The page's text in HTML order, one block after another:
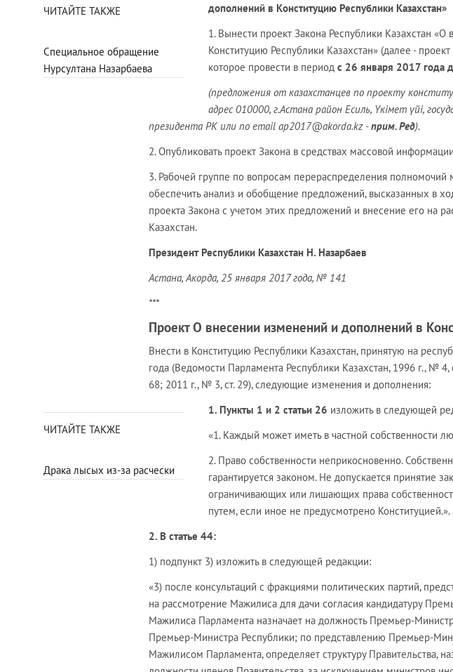
ЧИТАЙТЕ ТАКЖЕ
Специальное обращение
Нурсултана Назарбаева
дополнений в Конституцию Республики Казахстан»
1. Вынести проект Закона Рес­публики Казахстан
Конституцию Республики Казахстан» (далее -
которое провести в период с 26 января 2017 года
(предложения от казахстанцев по проекту
адрес 010000, г.Астана район Есиль, Үкімет үйі,
президента РК или по email ap2017@akorda.kz -прим. Ред).
2. Опубликовать проект Закона в средствах массовой
3. Рабочей группе по воп­росам перераспределения полномочий
обеспечить анализ и обобщение предложений, высказанных в
проекта Закона с учетом этих предложений и внесение его на
Казахстан.
Президент Республики Казахстан Н. Назарбаев
Астана, Акорда, 25 января 2017 года, № 141
***
Проект О внесении изменений и дополнений в
Внести в Конституцию Республики Казахстан, принятую на
года (Ведомости Парламента Республики Казахстан, 1996 г., №
68; 2011 г., № 3, ст. 29), следующие изменения и дополнения:
ЧИТАЙТЕ ТАКЖЕ
Драка лысых из-за расчески
1. Пункты 1 и 2 статьи 26 изложить в следующей
«1. Каждый может иметь в частной собственности
2. Право собственности неприкосновенно.
гарантируется законом. Не допускается принятие
ограничивающих или лишающих права
путем, если иное не предусмотрено Конституцией.».
2. В статье 44:
1) подпункт 3) изложить в следующей редакции:
«3) после консультаций с фракциями политических партий,
на рассмотрение Мажилиса для дачи согласия кандидатуру
Мажилиса Парламента назначает на должность Премьер-
Премьер-Министра Республики; по представлению Премьер-
Мажилисом Парламента, определяет структуру Правительства,